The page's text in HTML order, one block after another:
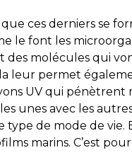
ces derniers se
le font les
des molécules qui
leur permet
UV qui pénètrent
unes avec les
type de mode de vie.
marins. C’est